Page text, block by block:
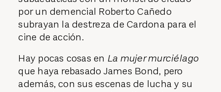
por un demencial Roberto Cañedo
subrayan la destreza de Cardona para el
cine de acción.
Hay pocas cosas en La mujer murciélago
que haya rebasado James Bond, pero
además, con sus escenas de lucha y su